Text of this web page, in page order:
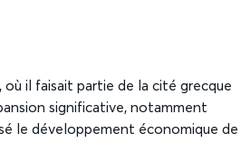
où il faisait partie de la cité grecque
significative, notamment
le développement économique de